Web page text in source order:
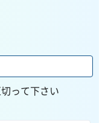
って下さい